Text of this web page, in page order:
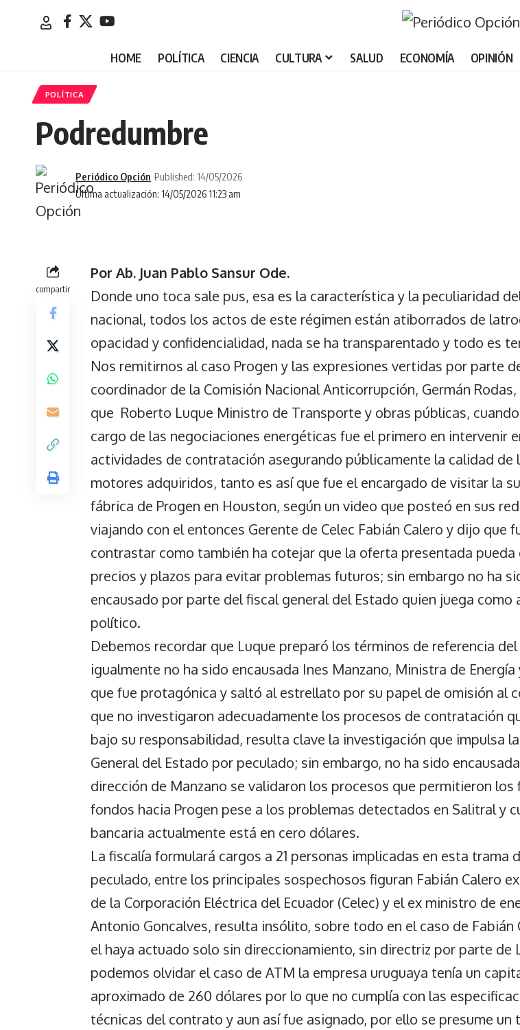
HOME POLÍTICA CIENCIA CULTURA SALUD ECONOMÍA OPINIÓN
POLÍTICA
Podredumbre
Última actualización: 14/05/2026 11:23 am
Periódico Opción Published: 14/05/2026
compartir
Por Ab. Juan Pablo Sansur Ode.
Donde uno toca sale pus, esa es la característica y la peculiaridad
nacional, todos los actos de este régimen están atiborrados de
opacidad y confidencialidad, nada se ha transparentado y todo es
Nos remitirnos al caso Progen y las expresiones vertidas por parte
coordinador de la Comisión Nacional Anticorrupción, Germán
que Roberto Luque Ministro de Transporte y obras públicas,
cargo de las negociaciones energéticas fue el primero en intervenir
actividades de contratación asegurando públicamente la calidad de
motores adquiridos, tanto es así que fue el encargado de visitar la
fábrica de Progen en Houston, según un video que posteó en sus
viajando con el entonces Gerente de Celec Fabián Calero y dijo que
contrastar como también ha cotejar que la oferta presentada pueda
precios y plazos para evitar problemas futuros; sin embargo no ha
encausado por parte del fiscal general del Estado quien juega como
político.
Debemos recordar que Luque preparó los términos de referencia
igualmente no ha sido encausada Ines Manzano, Ministra de Energía
que fue protagónica y saltó al estrellato por su papel de omisión al
que no investigaron adecuadamente los procesos de contratación
bajo su responsabilidad, resulta clave la investigación que impulsa
General del Estado por peculado; sin embargo, no ha sido
dirección de Manzano se validaron los procesos que permitieron los
fondos hacia Progen pese a los problemas detectados en Salitral y
bancaria actualmente está en cero dólares.
La fiscalía formulará cargos a 21 personas implicadas en esta trama
peculado, entre los principales sospechosos figuran Fabián Calero
de la Corporación Eléctrica del Ecuador (Celec) y el ex ministro de
Antonio Goncalves, resulta insólito, sobre todo en el caso de Fabián
el haya actuado solo sin direccionamiento, sin directriz por parte de
podemos olvidar el caso de ATM la empresa uruguaya tenía un
aproximado de 260 dólares por lo que no cumplía con las
técnicas del contrato y aun así fue asignado, por ello se presume un